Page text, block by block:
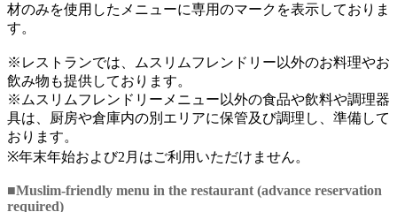
材のみを使用したメニューに専用のマークを表示しておりま
す。
※レストランでは、ムスリムフレンドリー以外のお料理やお
飲み物も提供しております。
※ムスリムフレンドリーメニュー以外の食品や飲料や調理器
具は、厨房や倉庫内の別エリアに保管及び調理し、準備して
おります。
※年末年始および2月はご利用いただけません。
■Muslim-friendly menu in the restaurant (advance reservation
required)